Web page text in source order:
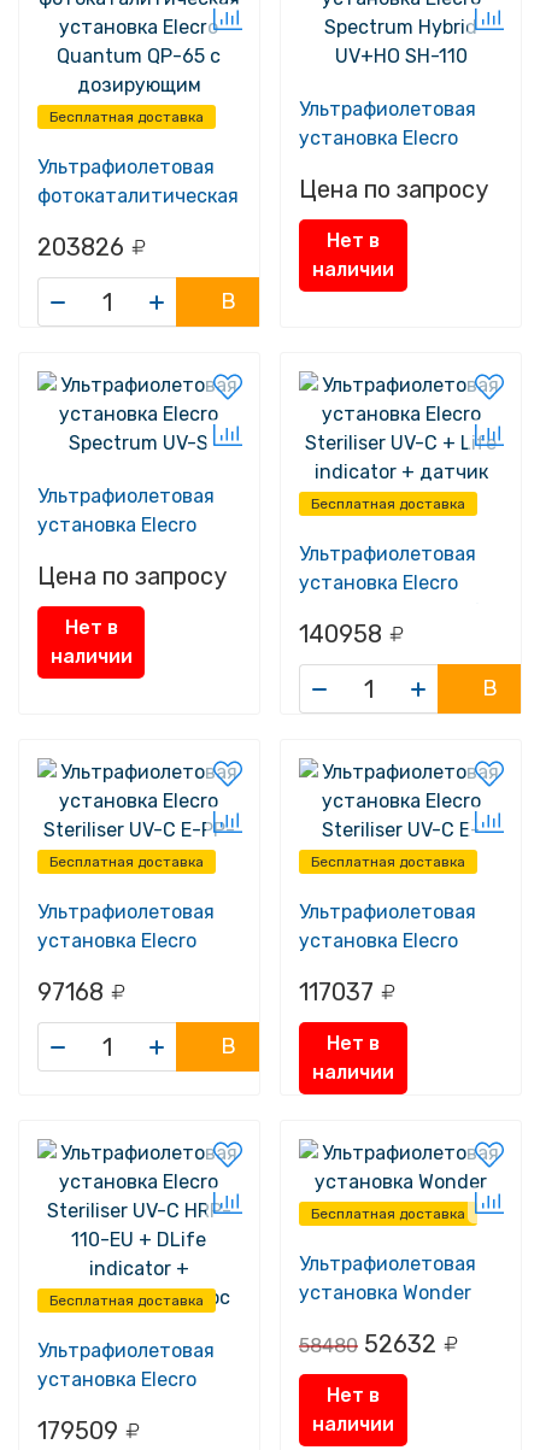
Бесплатная доставка
Ультрафиолетовая
фотокаталитическая
Quantum QP-65 с
дозирующим
насосом
203826
В
корзину
Ультрафиолетовая
установка Elecro
UV+HO SH-110
Цена по запросу
Нет в
наличии
Ультрафиолетовая
установка Elecro
Цена по запросу
Нет в
наличии
Бесплатная доставка
Ультрафиолетовая
установка Elecro
indicator + датчик
протока
140958
В
корзину
Бесплатная доставка
Ультрафиолетовая
установка Elecro
110
97168
В
корзину
Бесплатная доставка
Ультрафиолетовая
установка Elecro
PP2-110
117037
Нет в
наличии
Бесплатная доставка
Ультрафиолетовая
установка Elecro
110-EU + DLife
179509
Бесплатная доставка
Ультрафиолетовая
установка Wonder
58480 52632
Нет в
наличии